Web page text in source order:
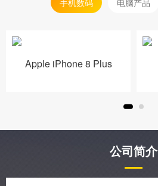
手机数码 电脑产品
Apple iPhone 8 Plus
公司简介